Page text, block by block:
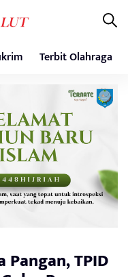
Terbit Olahraga
TPID